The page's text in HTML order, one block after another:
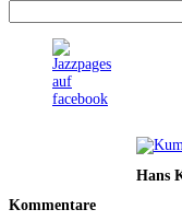
Hans
Kommentare